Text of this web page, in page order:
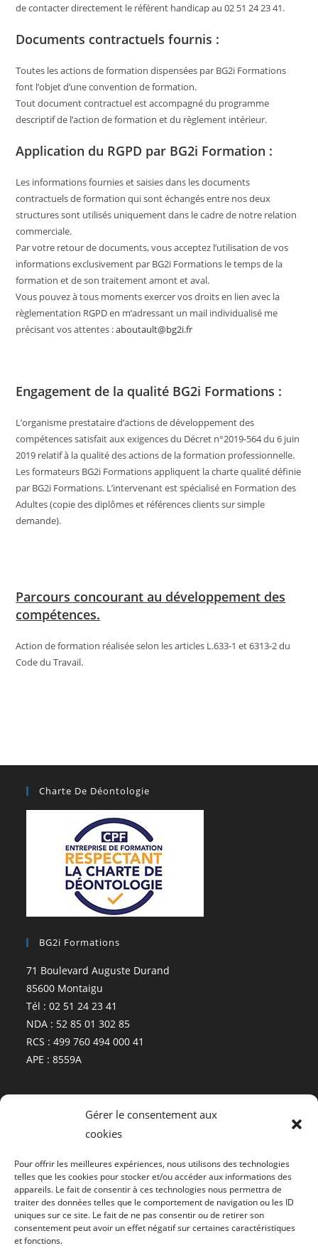
Gérer le consentement aux
cookies
Pour offrir les meilleures expériences, nous utilisons des technologies
telles que les cookies pour stocker et/ou accéder aux informations des
appareils. Le fait de consentir à ces technologies nous permettra de
traiter des données telles que le comportement de navigation ou les ID
uniques sur ce site. Le fait de ne pas consentir ou de retirer son
consentement peut avoir un effet négatif sur certaines caractéristiques
et fonctions.
de contacter directement le référent handicap au 02 51 24 23 41.
Documents contractuels fournis :
Toutes les actions de formation dispensées par BG2i Formations
font l’objet d’une convention de formation.
Tout document contractuel est accompagné du programme
descriptif de l’action de formation et du règlement intérieur.
Application du RGPD par BG2i Formation :
Les informations fournies et saisies dans les documents
contractuels de formation qui sont échangés entre nos deux
structures sont utilisés uniquement dans le cadre de notre relation
commerciale.
Par votre retour de documents, vous acceptez l’utilisation de vos
informations exclusivement par BG2i Formations le temps de la
formation et de son traitement amont et aval.
Vous pouvez à tous moments exercer vos droits en lien avec la
règlementation RGPD en m’adressant un mail individualisé me
précisant vos attentes :aboutault@bg2i.fr
Engagement de la qualité BG2i Formations :
L’organisme prestataire d’actions de développement des
compétences satisfait aux exigences du Décret n°2019-564 du 6 juin
2019 relatif à la qualité des actions de la formation professionnelle.
Les formateurs BG2i Formations appliquent la charte qualité définie
par BG2i Formations. L’intervenant est spécialisé en Formation des
Adultes (copie des diplômes et références clients sur simple
demande).
Parcours concourant au développement des
compétences.
Action de formation réalisée selon les articles L.633-1 et 6313-2 du
Code du Travail.
Charte De Déontologie
BG2i Formations
71 Boulevard Auguste Durand
85600 Montaigu
Tél : 02 51 24 23 41
NDA : 52 85 01 302 85
RCS : 499 760 494 000 41
APE : 8559A
Cliquez pour accepter les cookies
marketing et activer ce contenu